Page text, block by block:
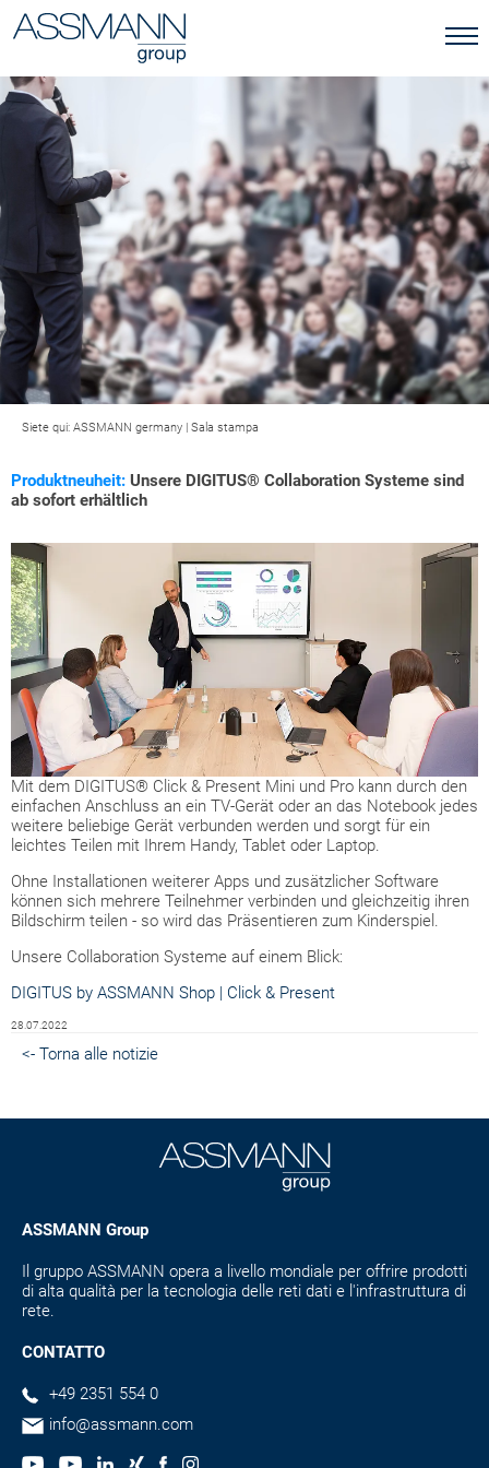
Siete qui: ASSMANN germany | Sala stampa
Produktneuheit: Unsere DIGITUS® Collaboration Systeme sind
ab sofort erhältlich
Mit dem DIGITUS® Click & Present Mini und Pro kann durch den
einfachen Anschluss an ein TV-Gerät oder an das Notebook jedes
weitere beliebige Gerät verbunden werden und sorgt für ein
leichtes Teilen mit Ihrem Handy, Tablet oder Laptop.
Ohne Installationen weiterer Apps und zusätzlicher Software
können sich mehrere Teilnehmer verbinden und gleichzeitig ihren
Bildschirm teilen - so wird das Präsentieren zum Kinderspiel.
Unsere Collaboration Systeme auf einem Blick:
DIGITUS by ASSMANN Shop | Click & Present
28.07.2022
<- Torna alle notizie
ASSMANN Group
Il gruppo ASSMANN opera a livello mondiale per offrire prodotti
di alta qualità per la tecnologia delle reti dati e l'infrastruttura di
rete.
CONTATTO
+49 2351 554 0
info@assmann.com